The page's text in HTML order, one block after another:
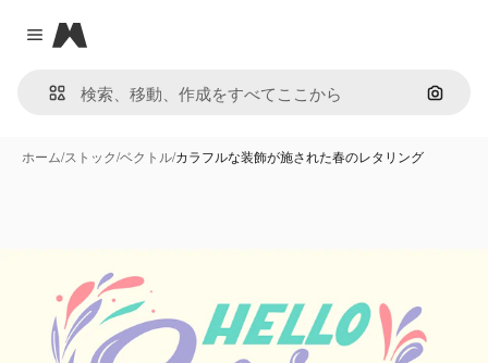
Close menu
Magnific
画像で
ホーム/ストック/ベクトル/カラフルな装飾が施された春のレタリング